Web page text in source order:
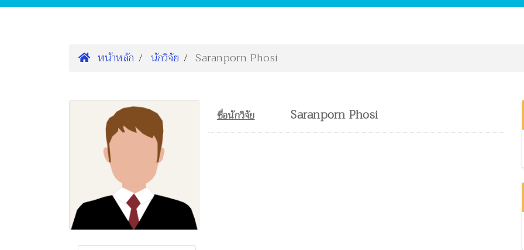
หน้าหลัก นักวิจัย Saranporn Phosi
ชื่อนักวิจัย Saranporn Phosi